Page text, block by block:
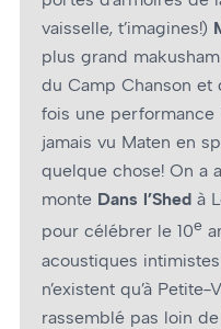
vaisselle, t’imagines!)
plus grand
du Camp Chanson
fois une performance
jamais vu Maten en
quelque chose! On a
monte Dans l’Shed à
pour célébrer le 10e
acoustiques
n’existent qu’à Petite-
rassemblé pas loin